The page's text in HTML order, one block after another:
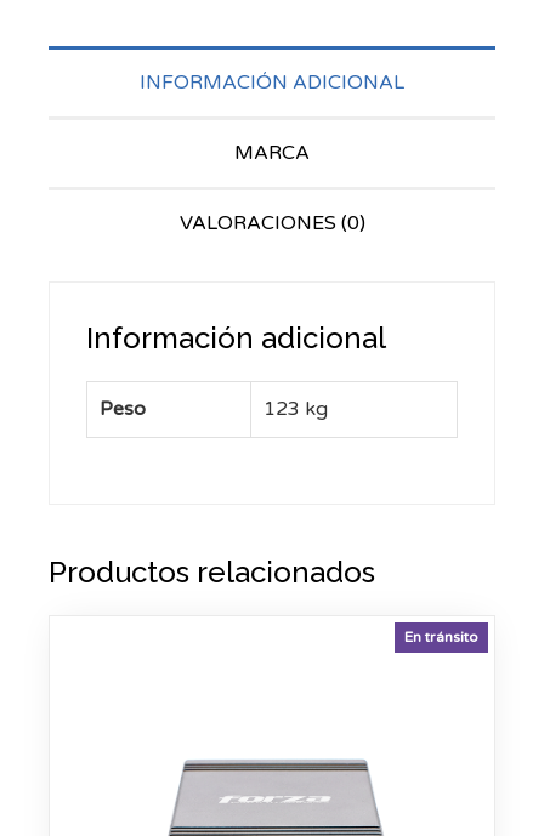
INFORMACIÓN ADICIONAL
MARCA
VALORACIONES (0)
Información adicional
Peso 123 kg
Productos relacionados
En tránsito